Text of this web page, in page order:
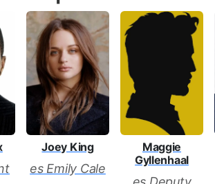
Joey King
es Emily Cale
Maggie
Gyllenhaal